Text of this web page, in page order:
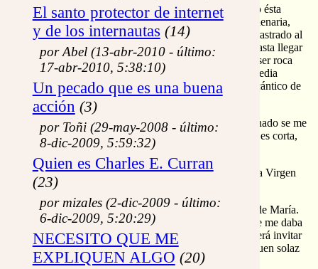
El santo protector de internet
y de los internautas (14)
por Abel (13-abr-2010 - último:
17-abr-2010, 5:38:10)
Un pecado que es una buena
acción (3)
por Toñi (29-may-2008 - último:
8-dic-2009, 5:59:32)
Quien es Charles E. Curran
(23)
por mizales (2-dic-2009 - último:
6-dic-2009, 5:20:29)
NECESITO QUE ME
EXPLIQUEN ALGO (20)
María se sentó despacito en la piedra. Yo sentía cómo ésta
exultaba al ver cumplido el sueño de toda su vida milenaria,
originada en antiguas erupciones volcánicas, lodo arrastrado al
fondo de los mares, recocido en el seno de la tierra hasta llegar
a la pared de mi jardín, después de siglos de llegar a ser roca
quebrada... Estaba serenamente convulsa ante esta media
eternidad totalmente colmada, como una especie de cántico de
Simeón lapidario.
Buena piedra díme ¿qué reposo para el Verbo Encarnado se me
habrá a mí encomendado? Habla pronto que mi vida es corta,
no como la tuya tan alargada.
Mientras interrogaba a la piedra, tenía las manos de la Virgen
entre las mías, fuertemente apretadas.
La misma piedra me parecía cada vez más el retrato de María.
Humilde, no me insinuaba mis pasadas iras; sonriente me daba
las gracias, y hasta un poco tímida me insinuó: ¿no será invitar
a la gente que ecuchen: ¡La voz de mi Amado!, un buen solaz
para el Niño y la Madre?